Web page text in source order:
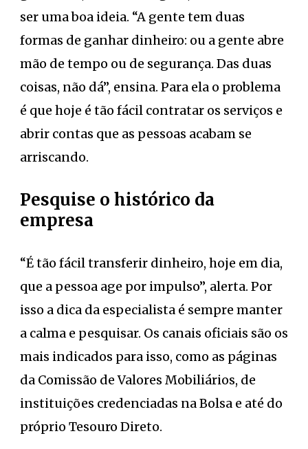
ser uma boa ideia. “A gente tem duas
formas de ganhar dinheiro: ou a gente abre
mão de tempo ou de segurança. Das duas
coisas, não dá”, ensina. Para ela o problema
é que hoje é tão fácil contratar os serviços e
abrir contas que as pessoas acabam se
arriscando.
Pesquise o histórico da
empresa
“É tão fácil transferir dinheiro, hoje em dia,
que a pessoa age por impulso”, alerta. Por
isso a dica da especialista é sempre manter
a calma e pesquisar. Os canais oficiais são os
mais indicados para isso, como as páginas
da Comissão de Valores Mobiliários, de
instituições credenciadas na Bolsa e até do
próprio Tesouro Direto.